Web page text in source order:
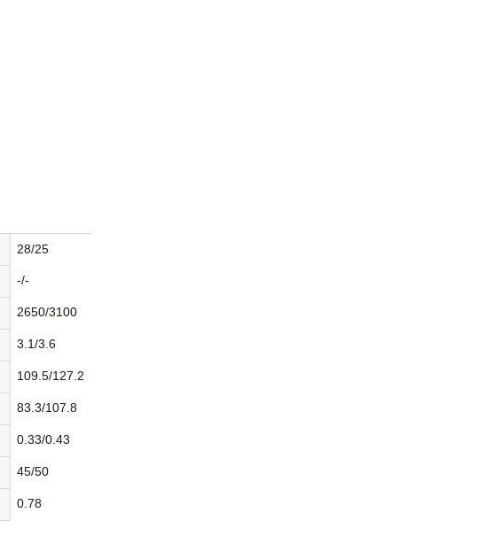
28/25
-/-
2650/3100
3.1/3.6
109.5/127.2
83.3/107.8
0.33/0.43
45/50
0.78